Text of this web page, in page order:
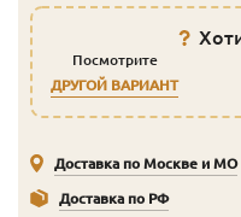
Посмотрите
ДРУГОЙ ВАРИАНТ
Доставка по Москве и МО
Доставка по РФ